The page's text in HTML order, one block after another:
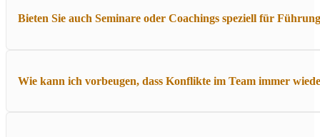
Ja, selbstverständlich. Wenn ein geplanter Termin nicht passt,
Bieten Sie auch Seminare oder Coachings speziell für
Ja. Ich begleite Führungskräfte, die ihre Rolle in Konflikten klarer
Wie kann ich vorbeugen, dass Konflikte im Team immer